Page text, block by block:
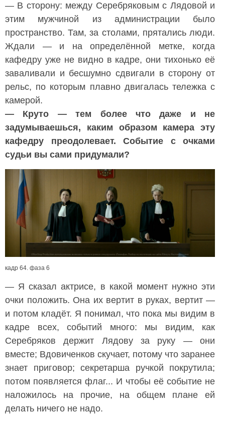
— В сторону: между Серебряковым с Лядовой и
этим мужчиной из администрации было
пространство. Там, за столами, прятались люди.
Ждали — и на определённой метке, когда
кафедру уже не видно в кадре, они тихонько её
заваливали и бесшумно сдвигали в сторону от
рельс, по которым плавно двигалась тележка с
камерой.
— Круто — тем более что даже и не
задумываешься, каким образом камера эту
кафедру преодолевает. Событие с очками
судьи вы сами придумали?
кадр 64. фаза 6
— Я сказал актрисе, в какой момент нужно эти
очки положить. Она их вертит в руках, вертит —
и потом кладёт. Я понимал, что пока мы видим в
кадре всех, событий много: мы видим, как
Серебряков держит Лядову за руку — они
вместе; Вдовиченков скучает, потому что заранее
знает приговор; секретарша ручкой покрутила;
потом появляется флаг... И чтобы её событие не
наложилось на прочие, на общем плане ей
делать ничего не надо.